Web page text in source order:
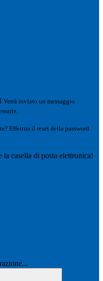
Verrà inviato un messaggio
Effettua il reset della password
casella di posta elettronica!